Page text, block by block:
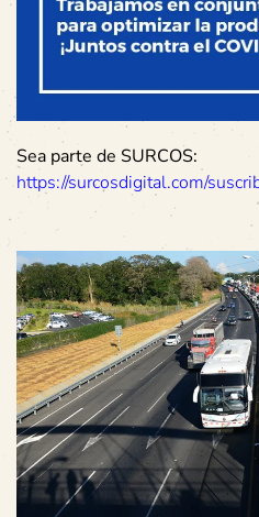
Sea parte de SURCOS:
https://surcosdigital.com/